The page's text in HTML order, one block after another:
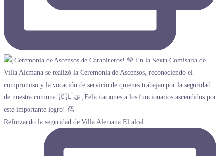
Reforzando la seguridad de Villa Alemana El alcal